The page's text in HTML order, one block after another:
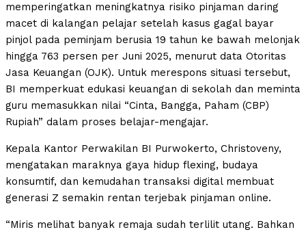
memperingatkan meningkatnya risiko pinjaman daring
macet di kalangan pelajar setelah kasus gagal bayar
pinjol pada peminjam berusia 19 tahun ke bawah melonjak
hingga 763 persen per Juni 2025, menurut data Otoritas
Jasa Keuangan (OJK). Untuk merespons situasi tersebut,
BI memperkuat edukasi keuangan di sekolah dan meminta
guru memasukkan nilai “Cinta, Bangga, Paham (CBP)
Rupiah” dalam proses belajar-mengajar.
Kepala Kantor Perwakilan BI Purwokerto, Christoveny,
mengatakan maraknya gaya hidup flexing, budaya
konsumtif, dan kemudahan transaksi digital membuat
generasi Z semakin rentan terjebak pinjaman online.
“Miris melihat banyak remaja sudah terlilit utang. Bahkan